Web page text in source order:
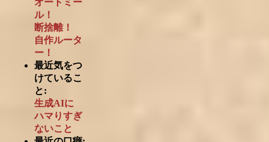
ル！
断捨離！
自作ルータ
ー！
最近気をつ
けているこ
と:
生成AIに
ハマりすぎ
ないこと